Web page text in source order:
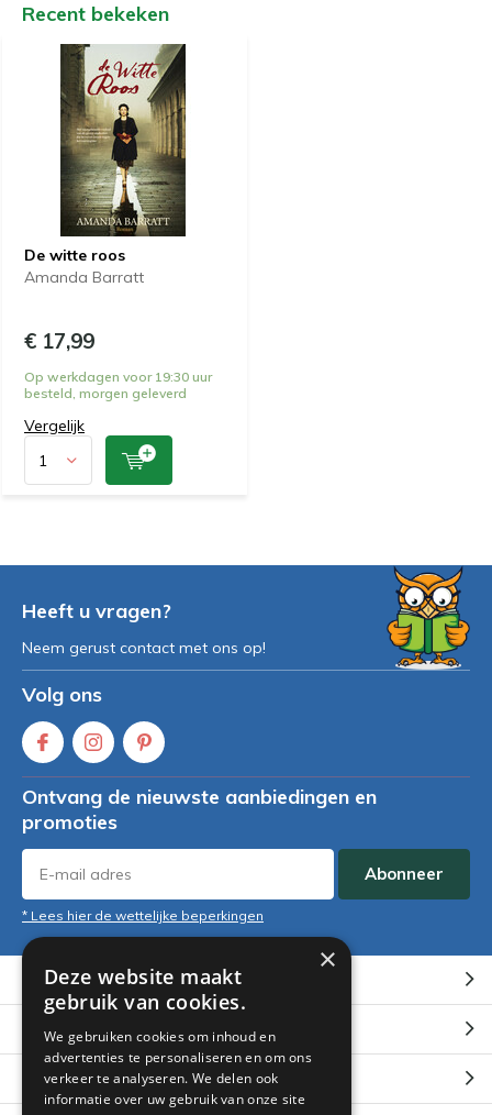
Recent bekeken
De witte roos
Amanda Barratt
€ 17,99
Op werkdagen voor 19:30 uur
besteld, morgen geleverd
Vergelijk
Heeft u vragen?
Neem gerust contact met ons op!
Volg ons
Ontvang de nieuwste aanbiedingen en
promoties
Abonneer
* Lees hier de wettelijke beperkingen
Klantenservice
Mijn account
Categorieën
×
Deze website maakt
gebruik van cookies.
We gebruiken cookies om inhoud en
advertenties te personaliseren en om ons
verkeer te analyseren. We delen ook
informatie over uw gebruik van onze site